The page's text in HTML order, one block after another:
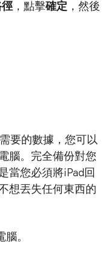
，點擊確定 ，然後
要的數據，您可以
腦。完全備份對您
當您必須將iPad回
想丟失任何東西的
。